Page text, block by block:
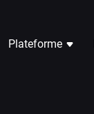
Plateforme